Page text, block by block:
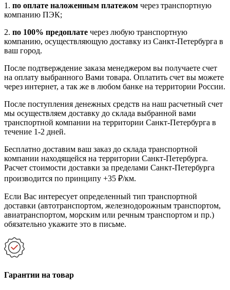
1. по оплате наложенным платежом через транспортную
компанию ПЭК;
2. по 100% предоплате через любую транспортную
компанию, осуществляющую доставку из Санкт-Петербурга в
ваш город.
После подтверждение заказа менеджером вы получаете счет
на оплату выбранного Вами товара. Оплатить счет вы можете
через интернет, а так же в любом банке на территории России.
После поступления денежных средств на наш расчетный счет
мы осуществляем доставку до склада выбранной вами
транспортной компании на территории Санкт-Петербурга в
течение 1-2 дней.
Бесплатно доставим ваш заказ до склада транспортной
компании находящейся на территории Санкт-Петербурга.
Расчет стоимости доставки за пределами Санкт-Петербурга
производится по принципу +35 ₽/км.
Если Вас интересует определенный тип транспортной
доставки (автотранспортом, железнодорожным транспортом,
авиатранспортом, морским или речным транспортом и пр.)
обязательно укажите это в письме.
Гарантии на товар